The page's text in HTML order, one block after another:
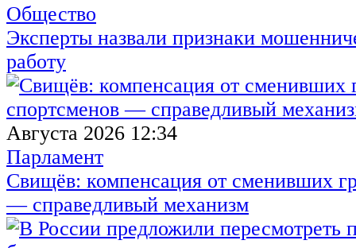
Общество
Эксперты назвали признаки
работу
Августа 2026 12:34
Парламент
Свищёв: компенсация от сменивших
— справедливый механизм